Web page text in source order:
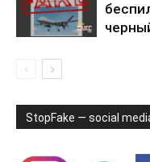
StopFake — social